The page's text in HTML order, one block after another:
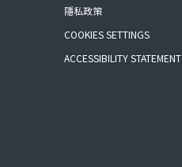
隱私政策
COOKIES SETTINGS
ACCESSIBILITY STATEMENT